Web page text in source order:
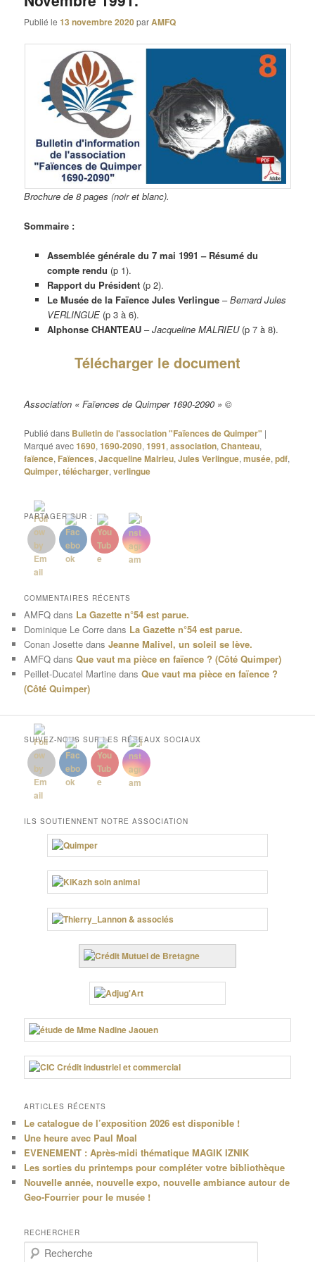
Publié le13 novembre 2020parAMFQ
Brochure de 8 pages (noir et blanc).
Sommaire :
Assemblée générale du 7 mai 1991 – Résumé du
compte rendu (p 1).
Rapport du Président(p 2).
Le Musée de la Faïence Jules Verlingue–Bernard Jules
VERLINGUE(p 3 à 6).
Alphonse CHANTEAU–Jacqueline MALRIEU(p 7 à 8).
Télécharger le document
Association « Faïences de Quimper 1690-2090 » ©
Publié dans Bulletin de l'association "Faïences de Quimper" |
Marqué avec1690,1690-2090,1991,association,Chanteau,
faïence, Faïences,Jacqueline Malrieu,Jules Verlingue,musée,pdf,
Quimper,télécharger,verlingue
PARTAGER SUR :
COMMENTAIRES RÉCENTS
AMFQ dans La Gazette n°54 est parue.
Dominique Le Corre dans La Gazette n°54 est parue.
Conan Josette dansJeanne Malivel, un soleil se lève.
AMFQ dansQue vaut ma pièce en faïence ? (Côté Quimper)
Peillet-Ducatel Martine dansQue vaut ma pièce en faïence ?
(Côté Quimper)
SUIVEZ-NOUS SUR LES RÉSEAUX SOCIAUX
ILS SOUTIENNENT NOTRE ASSOCIATION
ARTICLES RÉCENTS
Le catalogue de l’exposition 2026 est disponible !
Une heure avec Paul Moal
EVENEMENT : Après-midi thématique MAGIK IZNIK
Les sorties du printemps pour compléter votre bibliothèque
Nouvelle année, nouvelle expo, nouvelle ambiance autour de
Geo-Fourrier pour le musée !
RECHERCHER